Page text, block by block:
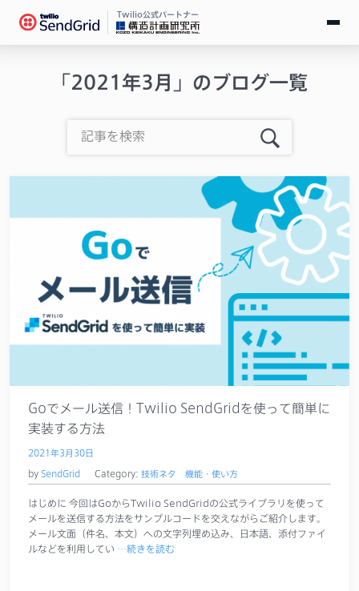
Twilio公式パートナー
お役立ち情報
ドキュメント
「2021年3月」のブログ一覧
Goでメール送信！Twilio SendGridを使って簡単に
実装する方法
2021年3月30日
by SendGrid Category: 技術ネタ 機能・使い方
はじめに 今回はGoからTwilio SendGridの公式ライブラリを使って
メールを送信する方法をサンプルコードを交えながらご紹介します。
メール文面（件名、本文）への文字列埋め込み、日本語、添付ファイ
ルなどを利用してい …続きを読む